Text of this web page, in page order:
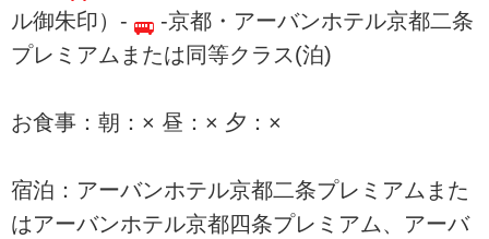
ル御朱印）-
-京都・アーバンホテル京都二条
プレミアムまたは同等クラス(泊)
お食事：朝：× 昼：× 夕：×
宿泊：アーバンホテル京都二条プレミアムまた
はアーバンホテル京都四条プレミアム、アーバ